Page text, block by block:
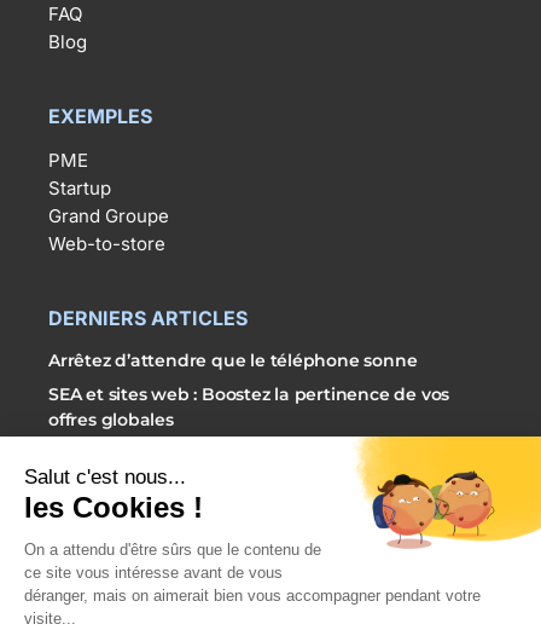
FAQ
Blog
EXEMPLES
PME
Startup
Grand Groupe
Web-to-store
DERNIERS ARTICLES
Arrêtez d’attendre que le téléphone sonne
SEA et sites web : Boostez la pertinence de vos
offres globales
3 étapes simples pour externaliser vos campagnes
SEA
PRENDRE RDV